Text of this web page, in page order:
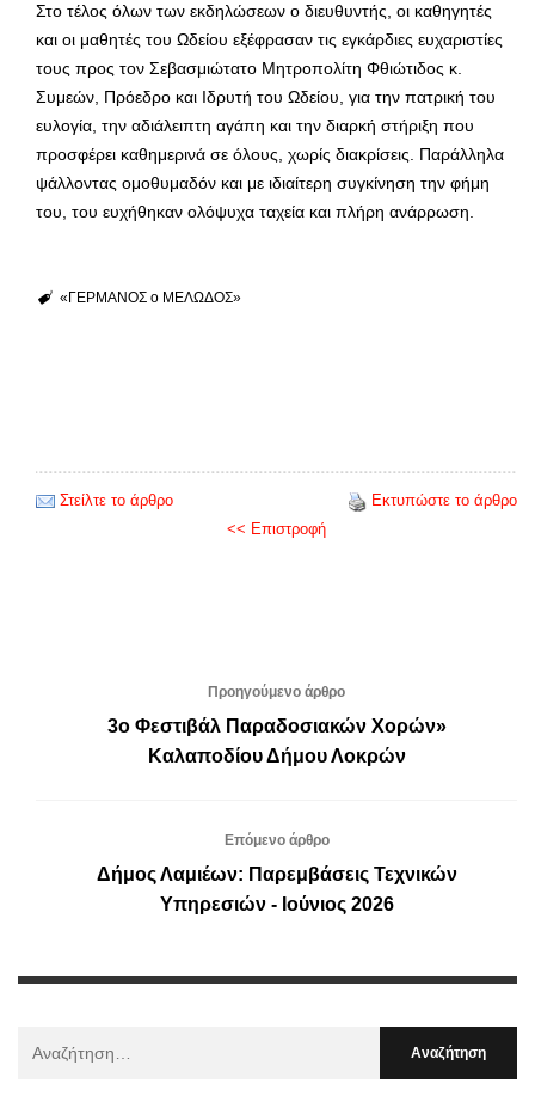
Στο τέλος όλων των εκδηλώσεων ο διευθυντής, οι καθηγητές
και οι μαθητές του Ωδείου εξέφρασαν τις εγκάρδιες ευχαριστίες
τους προς τον Σεβασμιώτατο Μητροπολίτη Φθιώτιδος κ.
Συμεών, Πρόεδρο και Ιδρυτή του Ωδείου, για την πατρική του
ευλογία, την αδιάλειπτη αγάπη και την διαρκή στήριξη που
προσφέρει καθημερινά σε όλους, χωρίς διακρίσεις. Παράλληλα
ψάλλοντας ομοθυμαδόν και με ιδιαίτερη συγκίνηση την φήμη
του, του ευχήθηκαν ολόψυχα ταχεία και πλήρη ανάρρωση.
«ΓΕΡΜΑΝΟΣ ο ΜΕΛΩΔΟΣ»
Στείλτε το άρθρο
Εκτυπώστε το άρθρο
<< Επιστροφή
Προηγούμενο άρθρο
3ο Φεστιβάλ Παραδοσιακών Χορών»
Καλαποδίου Δήμου Λοκρών
Επόμενο άρθρο
Δήμος Λαμιέων: Παρεμβάσεις Τεχνικών
Υπηρεσιών - Ιούνιος 2026